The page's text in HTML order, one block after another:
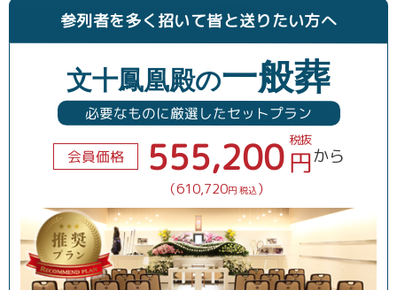
参列者を多く招いて皆と送りたい方へ
文十鳳凰殿の一般葬
必要なものに厳選したセットプラン
会員価格 555,200 税抜
円から
（610,720円 税込 ）